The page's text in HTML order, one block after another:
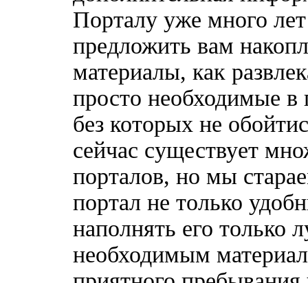
Порталу уже много
предложить вам
материалы, как
просто необходимые в
без которых не
сейчас существует
порталов, но мы
портал не только
наполнять его только
необходимым